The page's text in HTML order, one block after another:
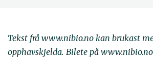
Tekst frå www.nibio.no kan brukast
opphavskjelda. Bilete på